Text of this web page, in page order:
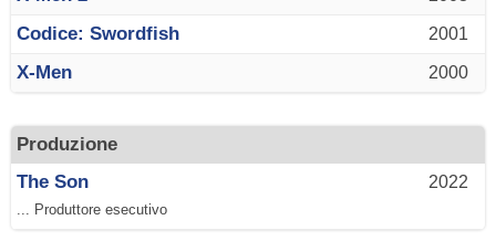
2001
Codice: Swordfish
2000
X-Men
Produzione
2022
The Son
... Produttore esecutivo